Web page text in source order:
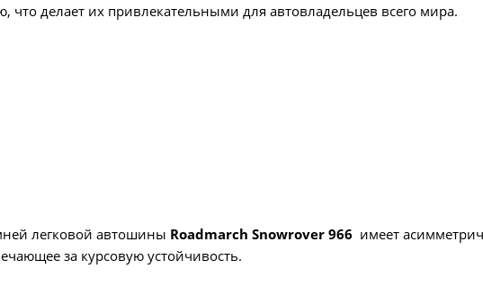
что делает их привлекательными для автовладельцев всего мира.
легковой автошины Roadmarch Snowrover 966 имеет
за курсовую устойчивость.